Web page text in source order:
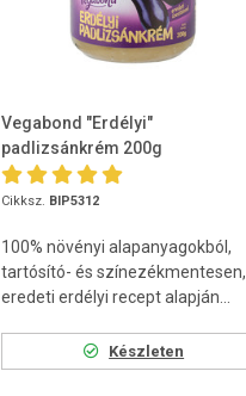
Vegabond "Erdélyi"
padlizsánkrém 200g
Cikksz. BIP5312
100% növényi alapanyagokból,
tartósító- és színezékmentesen,
eredeti erdélyi recept alapján...
Készleten